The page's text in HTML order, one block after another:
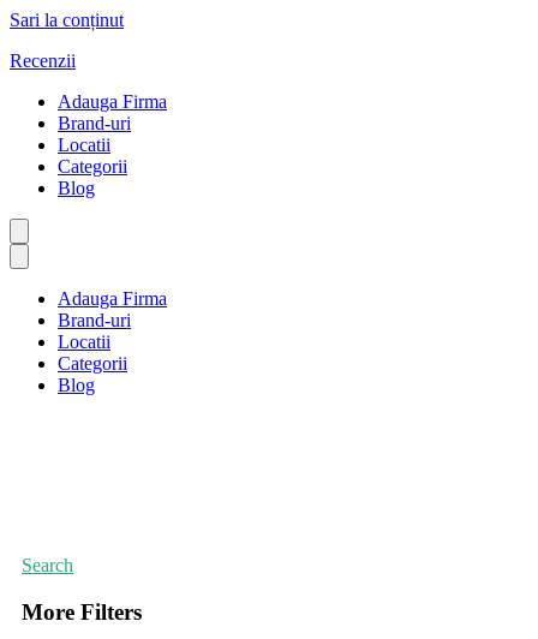
Sari la conținut
Recenzii
Adauga Firma
Brand-uri
Locatii
Categorii
Blog
Adauga Firma
Brand-uri
Locatii
Categorii
Blog
Search
More Filters